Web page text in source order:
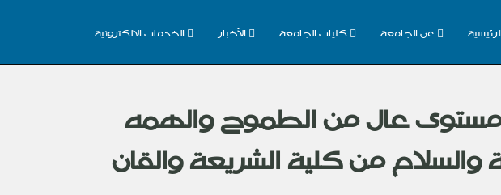
عن الجامعة كليات الجامعة الأخبار الخدمات الالكترونية
مستوى عال من الطموح والهمه
من كلية الشريعة والقان